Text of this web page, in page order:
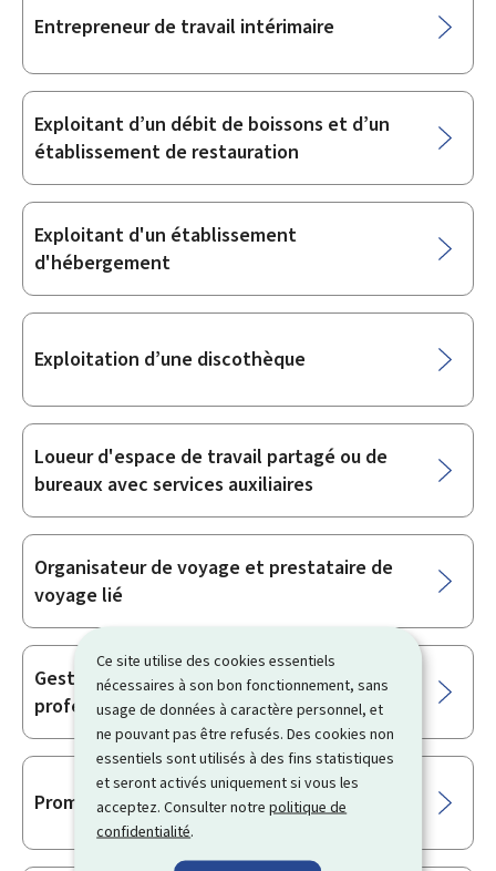
Ce site utilise des cookies essentiels
nécessaires à son bon fonctionnement, sans
usage de données à caractère personnel, et
ne pouvant pas être refusés. Des cookies non
essentiels sont utilisés à des fins statistiques
et seront activés uniquement si vous les
acceptez. Consulter notrepolitique de
confidentialité.
Entrepreneur de travail intérimaire
Exploitant d’un débit de boissons et d’un
établissement de restauration
Exploitant d'un établissement
d'hébergement
Exploitation d’une discothèque
Loueur d'espace de travail partagé ou de
bureaux avec services auxiliaires
Organisateur de voyage et prestataire de
voyage lié
Gestionnaire d’un organisme de formation
professionnelle continue
Promoteur immobilier